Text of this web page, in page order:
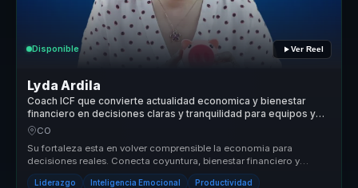
Disponible Ver Reel
Lyda Ardila
Coach ICF que convierte actualidad economica y bienestar
financiero en decisiones claras y tranquilidad para equipos y
lideres.
CO
Su fortaleza esta en volver comprensible la economia para
decisiones reales. Conecta coyuntura, bienestar financiero y
habitos cotidianos...
Liderazgo Inteligencia Emocional Productividad